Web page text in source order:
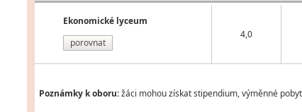
Ekonomické lyceum
porovnat
4,0
Poznámky k oboru:žáci mohou získat stipendium, výměnné